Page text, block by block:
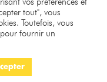
.
LÉGALES
tout", vous
Toutefois, vous
pour fournir un